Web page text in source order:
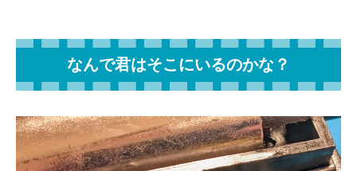
なんで君はそこにいるのかな？